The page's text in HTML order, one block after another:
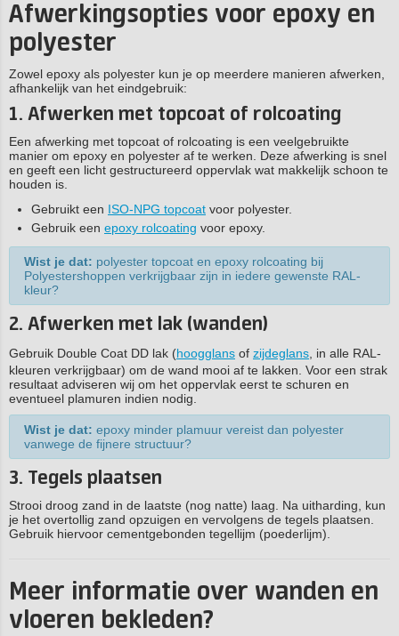
Afwerkingsopties voor epoxy en
polyester
Zowel epoxy als polyester kun je op meerdere manieren afwerken,
afhankelijk van het eindgebruik:
1. Afwerken met topcoat of rolcoating
Een afwerking met topcoat of rolcoating is een veelgebruikte
manier om epoxy en polyester af te werken. Deze afwerking is snel
en geeft een licht gestructureerd oppervlak wat makkelijk schoon te
houden is.
Gebruikt een ISO-NPG topcoat voor polyester.
Gebruik een epoxy rolcoating voor epoxy.
Wist je dat: polyester topcoat en epoxy rolcoating bij
Polyestershoppen verkrijgbaar zijn in iedere gewenste RAL-
kleur?
2. Afwerken met lak (wanden)
Gebruik Double Coat DD lak (hoogglans of zijdeglans , in alle RAL-
kleuren verkrijgbaar) om de wand mooi af te lakken. Voor een strak
resultaat adviseren wij om het oppervlak eerst te schuren en
eventueel plamuren indien nodig.
Wist je dat: epoxy minder plamuur vereist dan polyester
vanwege de fijnere structuur?
3. Tegels plaatsen
Strooi droog zand in de laatste (nog natte) laag. Na uitharding, kun
je het overtollig zand opzuigen en vervolgens de tegels plaatsen.
Gebruik hiervoor cementgebonden tegellijm (poederlijm).
Meer informatie over wanden en
vloeren bekleden?